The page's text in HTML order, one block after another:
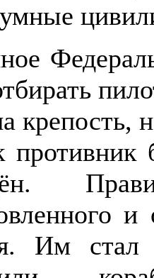
крепость,
и
Им